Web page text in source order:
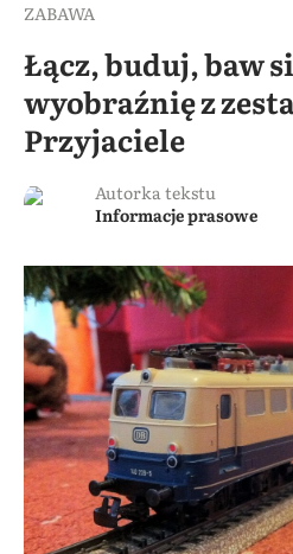
ZABAWA
Łącz, buduj, baw
wyobraźnię z
Przyjaciele
Autorka tekstu
Informacje prasowe